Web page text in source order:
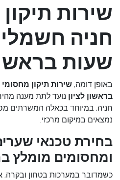
שירות
שעות
באופן דומה,
בראשון לציון נועד לתת מענה
חניה, במיוחד בכאלה המשרתים
נמצאים במיקום מרכזי.
בחירת טכנאי
ומחסומים מומלץ
כשמדובר במערכות בטחון ובקרה,